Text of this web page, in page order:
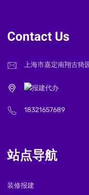
Contact Us
上海市嘉定南翔古猗
18321657689
站点导航
装修报建